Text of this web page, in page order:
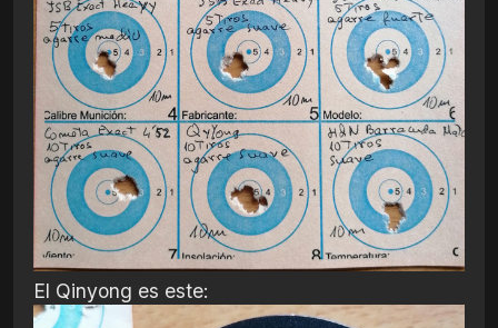
El Qinyong es este: